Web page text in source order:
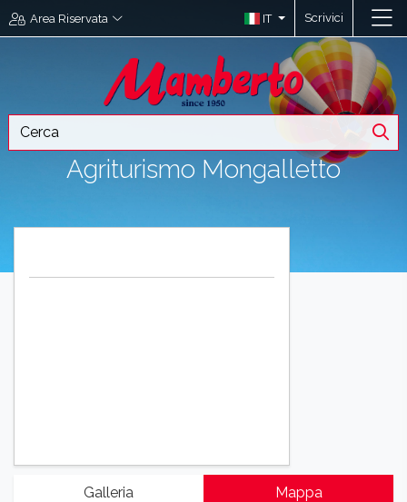
Area Riservata IT Scrivici
Agriturismo Mongalletto
Galleria Mappa